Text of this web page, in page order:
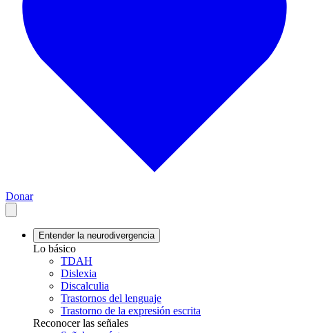
Donar
Entender la neurodivergencia
Lo básico
TDAH
Dislexia
Discalculia
Trastornos del lenguaje
Trastorno de la expresión escrita
Reconocer las señales